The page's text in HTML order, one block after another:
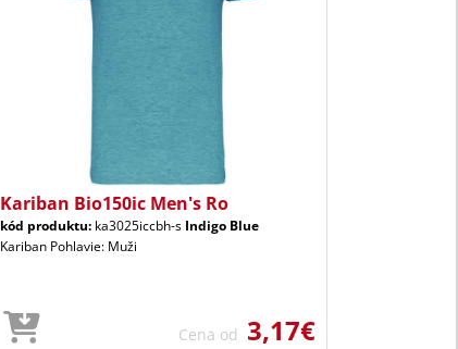
Kariban Bio150ic Men's Ro
kód produktu: ka3025iccbh-s Indigo Blue
Kariban Pohlavie: Muži
Cena od 3,17€